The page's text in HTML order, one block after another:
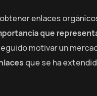
enlaces
que
motivar un
que se ha